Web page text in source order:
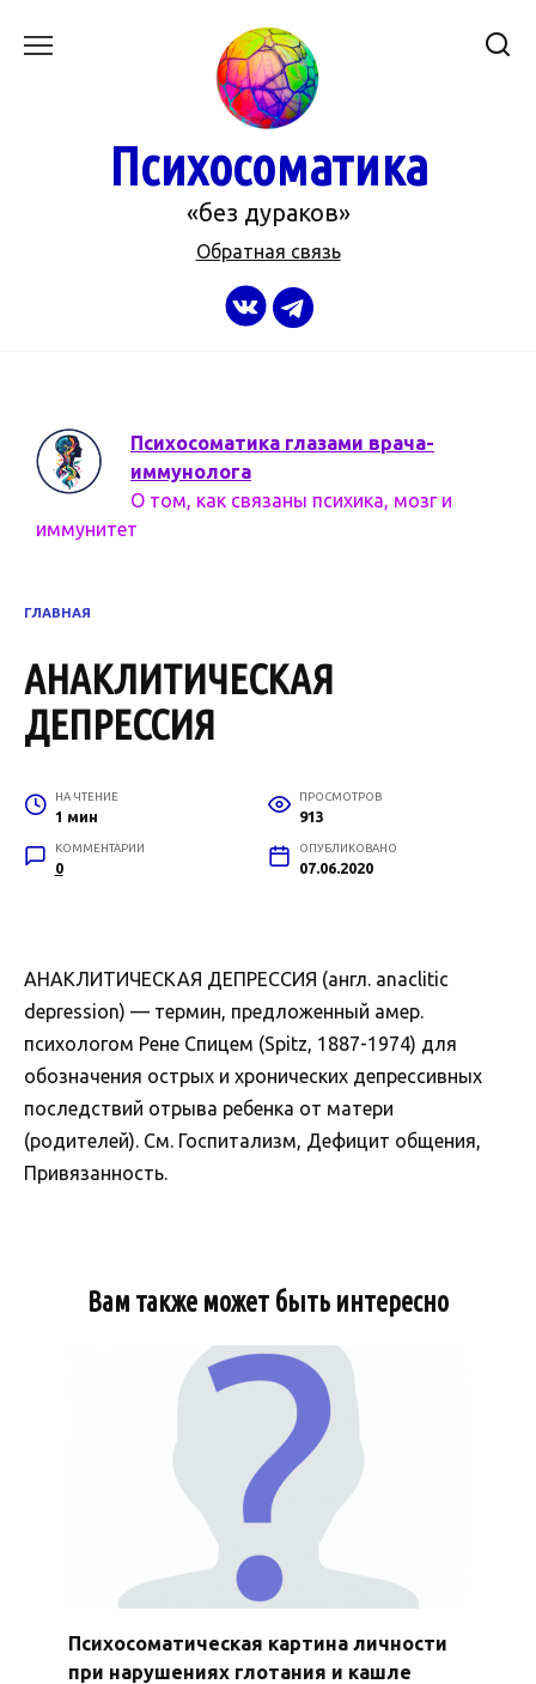
Психосоматика
«без дураков»
Обратная связь
Психосоматика глазами врача-
иммунолога
О том, как связаны психика, мозг и
иммунитет
ГЛАВНАЯ
АНАКЛИТИЧЕСКАЯ
ДЕПРЕССИЯ
НА ЧТЕНИЕ
1 мин
ПРОСМОТРОВ
913
КОММЕНТАРИИ
0
ОПУБЛИКОВАНО
07.06.2020
АНАКЛИТИЧЕСКАЯ ДЕПРЕССИЯ (англ. anaclitic
depression) — термин, предложенный амер.
психологом Рене Спицем (Spitz, 1887-1974) для
обозначения острых и хронических депрессивных
последствий отрыва ребенка от матери
(родителей). См. Госпитализм, Дефицит общения,
Привязанность.
Вам также может быть интересно
Психосоматическая картина личности
при нарушениях глотания и кашле